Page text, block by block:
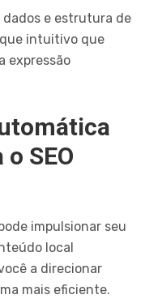
dados e estrutura de
intuitivo que
expressão
SEO
impulsionar seu
local
a direcionar
mais eficiente.